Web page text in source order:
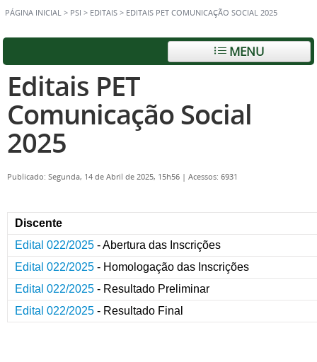
PÁGINA INICIAL > PSI > EDITAIS > EDITAIS PET COMUNICAÇÃO SOCIAL 2025
MENU
Editais PET
Comunicação Social
2025
Publicado: Segunda, 14 de Abril de 2025, 15h56 | Acessos: 6931
Discente
Edital 022/2025 - Abertura das Inscrições
Edital 022/2025 - Homologação das Inscrições
Edital 022/2025 - Resultado Preliminar
Edital 022/2025 - Resultado Final